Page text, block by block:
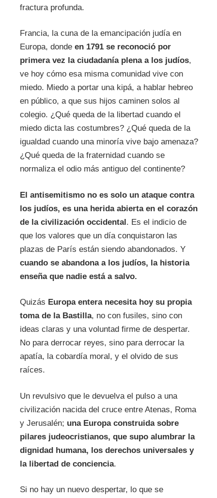
fractura profunda.
Francia, la cuna de la emancipación judía en
Europa, donde en 1791 se reconoció por
primera vez la ciudadanía plena a los judíos,
ve hoy cómo esa misma comunidad vive con
miedo. Miedo a portar una kipá, a hablar hebreo
en público, a que sus hijos caminen solos al
colegio. ¿Qué queda de la libertad cuando el
miedo dicta las costumbres? ¿Qué queda de la
igualdad cuando una minoría vive bajo amenaza?
¿Qué queda de la fraternidad cuando se
normaliza el odio más antiguo del continente?
El antisemitismo no es solo un ataque contra
los judíos, es una herida abierta en el corazón
de la civilización occidental. Es el indicio de
que los valores que un día conquistaron las
plazas de París están siendo abandonados. Y
cuando se abandona a los judíos, la historia
enseña que nadie está a salvo.
Quizás Europa entera necesita hoy su propia
toma de la Bastilla, no con fusiles, sino con
ideas claras y una voluntad firme de despertar.
No para derrocar reyes, sino para derrocar la
apatía, la cobardía moral, y el olvido de sus
raíces.
Un revulsivo que le devuelva el pulso a una
civilización nacida del cruce entre Atenas, Roma
y Jerusalén; una Europa construida sobre
pilares judeocristianos, que supo alumbrar la
dignidad humana, los derechos universales y
la libertad de conciencia.
Si no hay un nuevo despertar, lo que se